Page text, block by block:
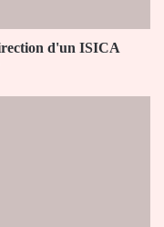
d'un ISICA